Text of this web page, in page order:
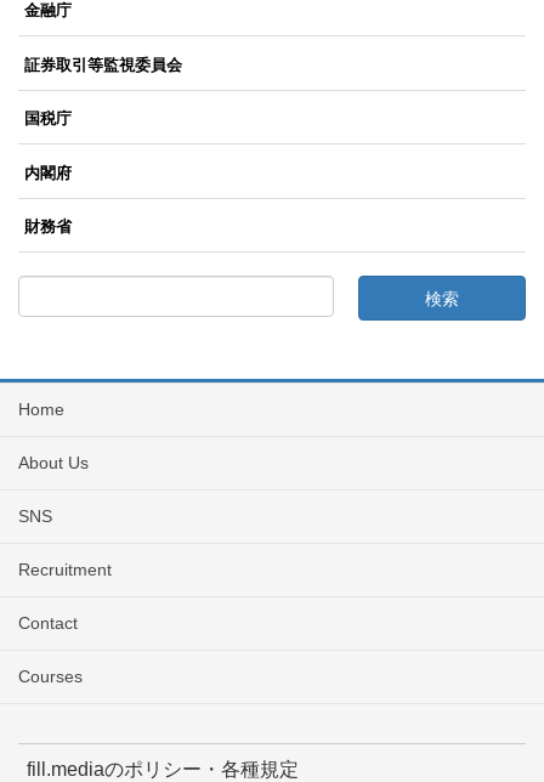
金融庁
証券取引等監視委員会
国税庁
内閣府
財務省
Home
About Us
SNS
Recruitment
Contact
Courses
fill.mediaのポリシー・各種規定